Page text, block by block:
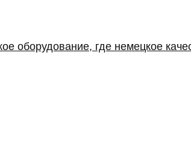
оборудование, где немецкое